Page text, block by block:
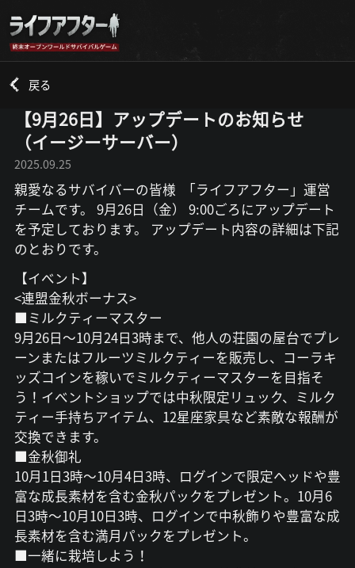
戻る
【9月26日】アップデートのお知らせ
（イージーサーバー）
2025.09.25
親愛なるサバイバーの皆様 「ライフアフター」運営
チームです。 9月26日（金） 9:00ごろにアップデート
を予定しております。 アップデート内容の詳細は下記
のとおりです。
【イベント】
<連盟金秋ボーナス>
■ミルクティーマスター
9月26日～10月24日3時まで、他人の荘園の屋台でプレ
ーンまたはフルーツミルクティーを販売し、コーラキ
ッズコインを稼いでミルクティーマスターを目指そ
う！イベントショップでは中秋限定リュック、ミルク
ティー手持ちアイテム、12星座家具など素敵な報酬が
交換できます。
■金秋御礼
10月1日3時～10月4日3時、ログインで限定ヘッドや豊
富な成長素材を含む金秋パックをプレゼント。10月6
日3時～10月10日3時、ログインで中秋飾りや豊富な成
長素材を含む満月パックをプレゼント。
■一緒に栽培しよう！